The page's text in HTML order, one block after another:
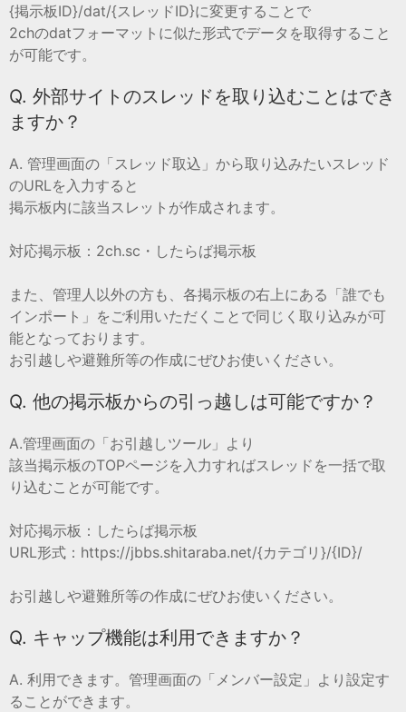
{掲示板ID}/dat/{スレッドID}に変更することで
2chのdatフォーマットに似た形式でデータを取得すること
が可能です。
Q. 外部サイトのスレッドを取り込むことはでき
ますか？
A. 管理画面の「スレッド取込」から取り込みたいスレッド
のURLを入力すると
掲示板内に該当スレットが作成されます。
対応掲示板：2ch.sc・したらば掲示板
また、管理人以外の方も、各掲示板の右上にある「誰でも
インポート」をご利用いただくことで同じく取り込みが可
能となっております。
お引越しや避難所等の作成にぜひお使いください。
Q. 他の掲示板からの引っ越しは可能ですか？
A.管理画面の「お引越しツール」より
該当掲示板のTOPページを入力すればスレッドを一括で取
り込むことが可能です。
対応掲示板：したらば掲示板
URL形式：https://jbbs.shitaraba.net/{カテゴリ}/{ID}/
お引越しや避難所等の作成にぜひお使いください。
Q. キャップ機能は利用できますか？
A. 利用できます。管理画面の「メンバー設定」より設定す
ることができます。